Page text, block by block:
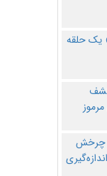
یک حلقه
کشف
چرخش